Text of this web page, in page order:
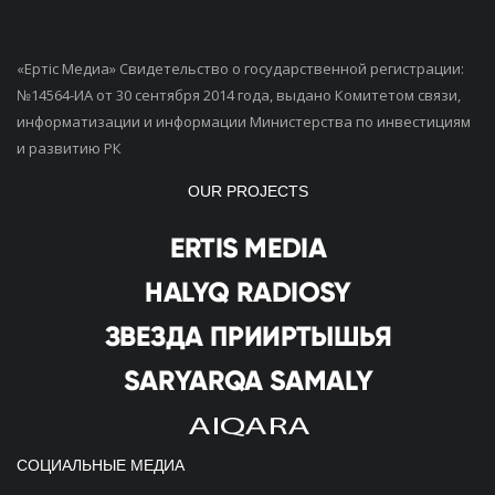
«Ертiс Медиа» Свидетельство о государственной регистрации:
№14564-ИА от 30 сентября 2014 года, выдано Комитетом связи,
информатизации и информации Министерства по инвестициям
и развитию РК
OUR PROJECTS
СОЦИАЛЬНЫЕ МЕДИА